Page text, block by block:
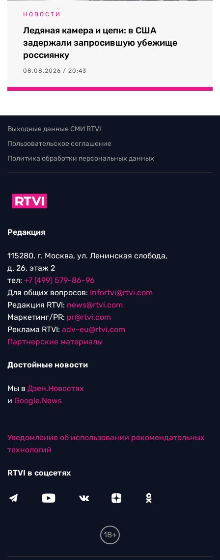
НОВОСТИ
Ледяная камера и цепи: в США
задержали запросившую убежище
россиянку
08.08.2026 / 20:43
Выходные данные СМИ RTVI
Пользовательское соглашение
Политика обработки персональных данных
Редакция
115280, г. Москва, ул. Ленинская слобода,
д. 26, этаж 2
тел: +7 (499) 579-86-96
Для общих вопросов: Infortvi@rtvi.com
Редакция RTVI: news@rtvi.com
Маркетинг/PR: pr@rtvi.com
Реклама RTVI: adv-eu@rtvi.com
Партнерские материалы
Достойные новости
Мы в Дзен.Новостях
и Google.News
Уведомление об использовании рекомендательных
технологий
RTVI в соцсетях
18+